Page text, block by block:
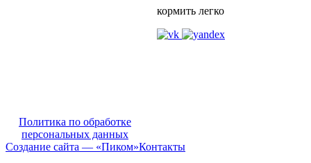
кормить легко
Политика по обработке
персональных данных
Создание сайта — «Пиком»Контакты